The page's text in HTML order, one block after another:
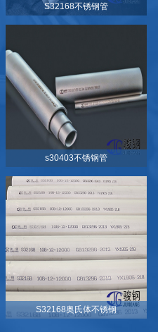
S32168不锈钢管
s30403不锈钢管
S32168奥氏体不锈钢